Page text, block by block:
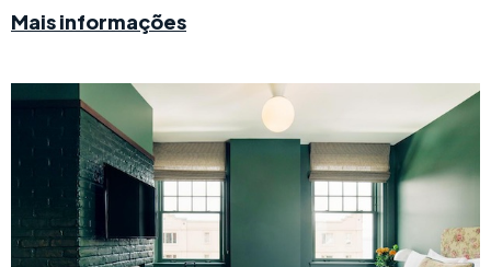
Mais informações